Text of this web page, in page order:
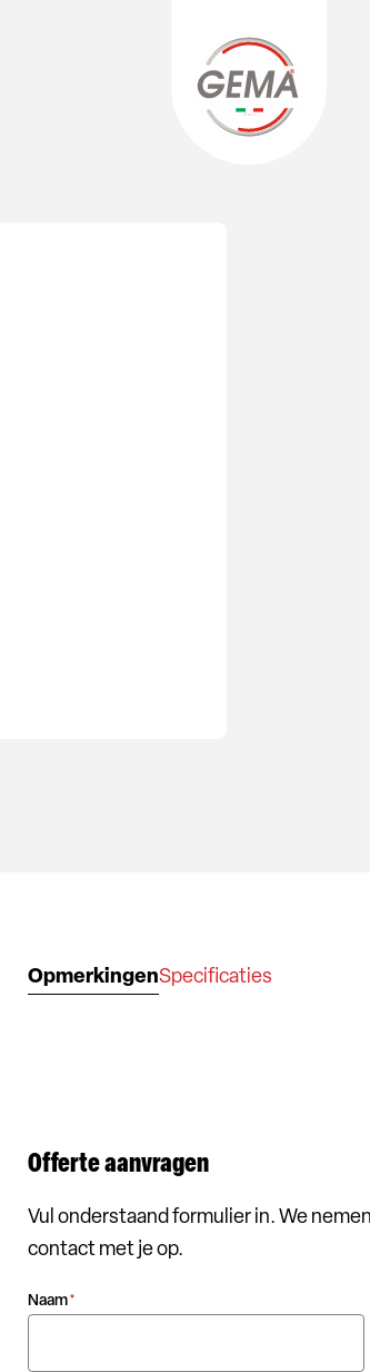
OpmerkingenSpecificaties
Offerte aanvragen
Vul onderstaand formulier in. We
contact met je op.
Naam*